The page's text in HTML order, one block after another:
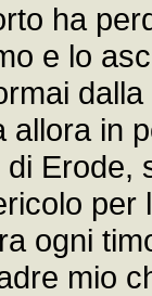
ha
e lo
allora in
Erode,
ogni
mio